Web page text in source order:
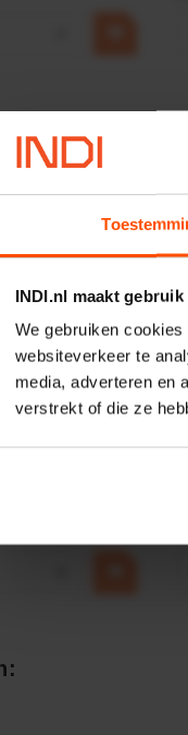
INDI.nl maakt
We gebruiken
websiteverkeer te
media, adverteren en
verstrekt of die ze
+ PTC